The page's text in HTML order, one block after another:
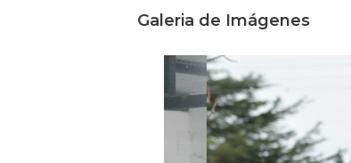
Galeria de Imágenes